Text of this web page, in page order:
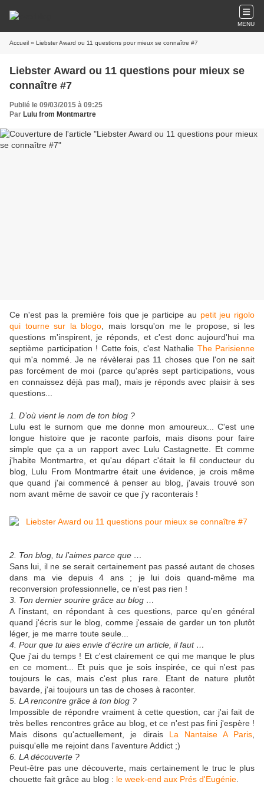
MENU
Accueil » Liebster Award ou 11 questions pour mieux se connaître #7
Liebster Award ou 11 questions pour mieux se
connaître #7
Publié le 09/03/2015 à 09:25
Par Lulu from Montmartre
Ce n'est pas la première fois que je participe au petit jeu rigolo
qui tourne sur la blogo , mais lorsqu'on me le propose, si les
questions m'inspirent, je réponds, et c'est donc aujourd'hui ma
septième participation ! Cette fois, c'est Nathalie The Parisienne
qui m'a nommé. Je ne révèlerai pas 11 choses que l'on ne sait
pas forcément de moi (parce qu'après sept participations, vous
en connaissez déjà pas mal), mais je réponds avec plaisir à ses
questions...
1. D’où vient le nom de ton blog ?
Lulu est le surnom que me donne mon amoureux... C'est une
longue histoire que je raconte parfois, mais disons pour faire
simple que ça a un rapport avec Lulu Castagnette. Et comme
j'habite Montmartre, et qu'au départ c'était le fil conducteur du
blog, Lulu From Montmartre était une évidence, je crois même
que quand j'ai commencé à penser au blog, j'avais trouvé son
nom avant même de savoir ce que j'y raconterais !
2. Ton blog, tu l’aimes parce que …
Sans lui, il ne se serait certainement pas passé autant de choses
dans ma vie depuis 4 ans ; je lui dois quand-même ma
reconversion professionnelle, ce n'est pas rien !
3. Ton dernier sourire grâce au blog …
A l'instant, en répondant à ces questions, parce qu'en général
quand j'écris sur le blog, comme j'essaie de garder un ton plutôt
léger, je me marre toute seule...
4. Pour que tu aies envie d’écrire un article, il faut …
Que j'ai du temps ! Et c'est clairement ce qui me manque le plus
en ce moment... Et puis que je sois inspirée, ce qui n'est pas
toujours le cas, mais c'est plus rare. Etant de nature plutôt
bavarde, j'ai toujours un tas de choses à raconter.
5. LA rencontre grâce à ton blog ?
Impossible de répondre vraiment à cette question, car j'ai fait de
très belles rencontres grâce au blog, et ce n'est pas fini j'espère !
Mais disons qu'actuellement, je dirais La Nantaise A Paris
puisqu'elle me rejoint dans l'aventure Addict ;)
6. LA découverte ?
Peut-être pas une découverte, mais certainement le truc le plus
chouette fait grâce au blog : le week-end aux Prés d'Eugénie